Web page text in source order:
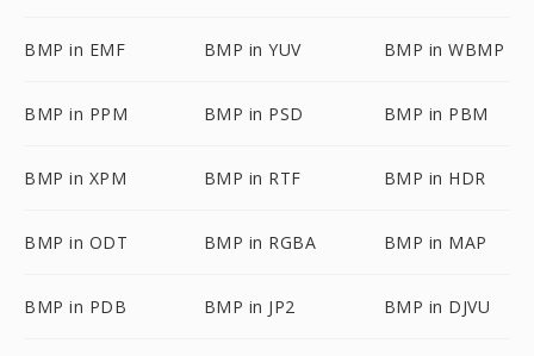
BMP in EMF BMP in YUV BMP in WBMP
BMP in PPM BMP in PSD BMP in PBM
BMP in XPM BMP in RTF BMP in HDR
BMP in ODT BMP in RGBA BMP in MAP
BMP in PDB BMP in JP2 BMP in DJVU